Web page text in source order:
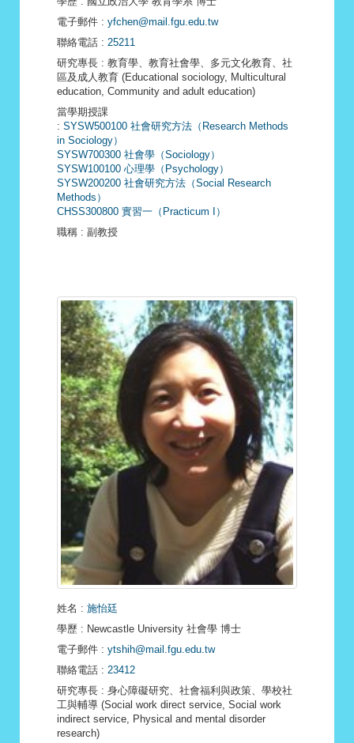
電子郵件 : yfchen@mail.fgu.edu.tw
聯絡電話 : 25211
研究專長 : 教育學、教育社會學、多元文化教育、社
區及成人教育 (Educational sociology, Multicultural
education, Community and adult education)
當學期授課
: SYSW500100 社會研究方法（Research Methods
in Sociology）
SYSW700300 社會學（Sociology）
SYSW100100 心理學（Psychology）
SYSW200200 社會研究方法（Social Research
Methods）
CHSS300800 實習一（Practicum I）
職稱 : 副教授
姓名 : 施怡廷
學歷 : Newcastle University 社會學 博士
電子郵件 : ytshih@mail.fgu.edu.tw
聯絡電話 : 23412
研究專長 : 身心障礙研究、社會福利與政策、學校社
工與輔導 (Social work direct service, Social work
indirect service, Physical and mental disorder
research)